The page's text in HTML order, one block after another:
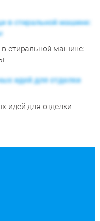
стиральной машине:
идей для отделки